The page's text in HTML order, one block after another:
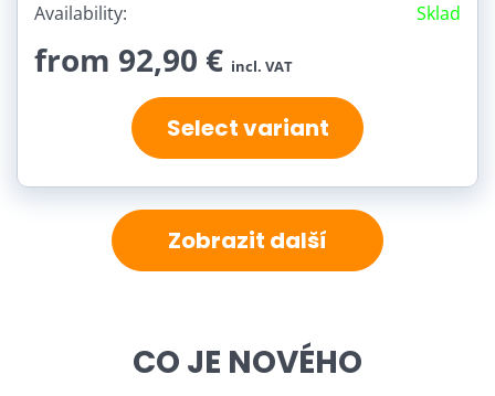
Availability: Sklad
from 92,90 € incl. VAT
Select variant
Zobrazit další
CO JE NOVÉHO